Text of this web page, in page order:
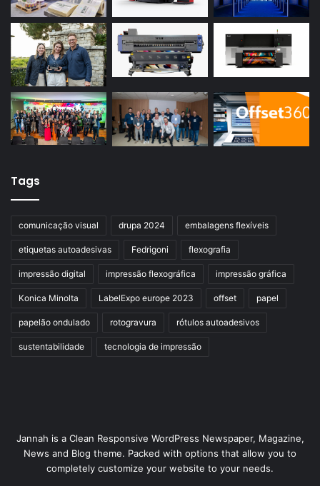
Tags
comunicação visual drupa 2024 embalagens flexíveis
etiquetas autoadesivas Fedrigoni flexografia
impressão digital impressão flexográfica impressão gráfica
Konica Minolta LabelExpo europe 2023 offset papel
papelão ondulado rotogravura rótulos autoadesivos
sustentabilidade tecnologia de impressão
Jannah is a Clean Responsive WordPress Newspaper, Magazine,
News and Blog theme. Packed with options that allow you to
completely customize your website to your needs.